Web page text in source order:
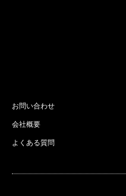
お問い合わせ
会社概要
よくある質問